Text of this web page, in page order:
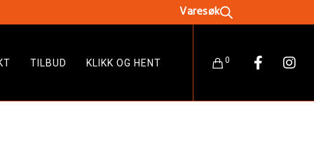
0
TILBUD KLIKK OG HENT